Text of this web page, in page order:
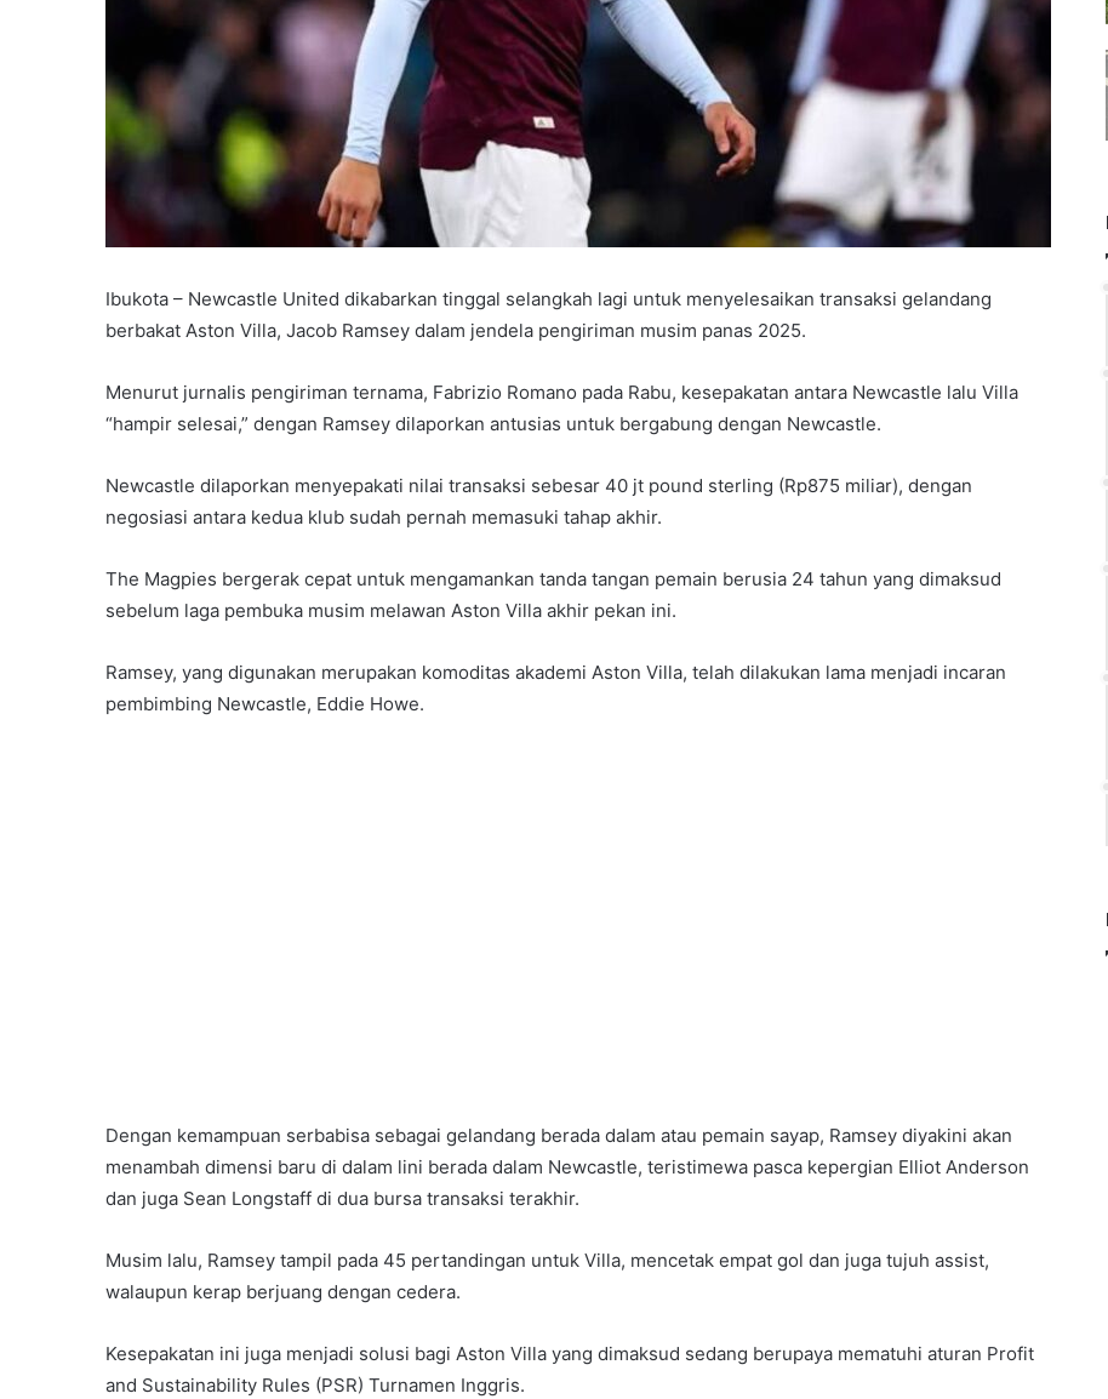
Ibukota – Newcastle United dikabarkan tinggal selangkah lagi untuk menyelesaikan transaksi gelandang
berbakat Aston Villa, Jacob Ramsey dalam jendela pengiriman musim panas 2025.
Menurut jurnalis pengiriman ternama, Fabrizio Romano pada Rabu, kesepakatan antara Newcastle lalu Villa
“hampir selesai,” dengan Ramsey dilaporkan antusias untuk bergabung dengan Newcastle.
Newcastle dilaporkan menyepakati nilai transaksi sebesar 40 jt pound sterling (Rp875 miliar), dengan
negosiasi antara kedua klub sudah pernah memasuki tahap akhir.
The Magpies bergerak cepat untuk mengamankan tanda tangan pemain berusia 24 tahun yang dimaksud
sebelum laga pembuka musim melawan Aston Villa akhir pekan ini.
Ramsey, yang digunakan merupakan komoditas akademi Aston Villa, telah dilakukan lama menjadi incaran
pembimbing Newcastle, Eddie Howe.
Dengan kemampuan serbabisa sebagai gelandang berada dalam atau pemain sayap, Ramsey diyakini akan
menambah dimensi baru di dalam lini berada dalam Newcastle, teristimewa pasca kepergian Elliot Anderson
dan juga Sean Longstaff di dua bursa transaksi terakhir.
Musim lalu, Ramsey tampil pada 45 pertandingan untuk Villa, mencetak empat gol dan juga tujuh assist,
walaupun kerap berjuang dengan cedera.
Kesepakatan ini juga menjadi solusi bagi Aston Villa yang dimaksud sedang berupaya mematuhi aturan Profit
and Sustainability Rules (PSR) Turnamen Inggris.